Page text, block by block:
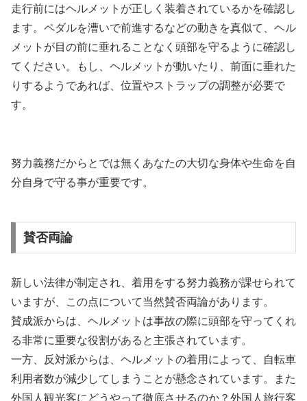
走行前にはヘルメットが正しく装着されているかを確認し
ます。ペダルを漕いで前進するなどの動きを真似て、ヘル
メットが目の前に垂れることなく頭部を守るように確認し
てください。もし、ヘルメットが動いたり、前面に垂れた
りするようであれば、位置やストラップの調整が必要で
す。
努力義務だからとでは無くあなたの大切な身体や生命を自
分自身で守る事が重要です。
賛否両論
新しい法律が制定され、着用をする努力義務が課せられて
いますが、この点について当然賛否両論があります。
賛成派からは、ヘルメットは事故の際に頭部を守ってくれ
る非常に重要な役割があると主張されています。
一方、反対派からは、ヘルメットの着用によって、自転車
利用者数が減少してしまうことが懸念されています。また
外国人観光客にどうやって徹底させるのか？外国人旅行客